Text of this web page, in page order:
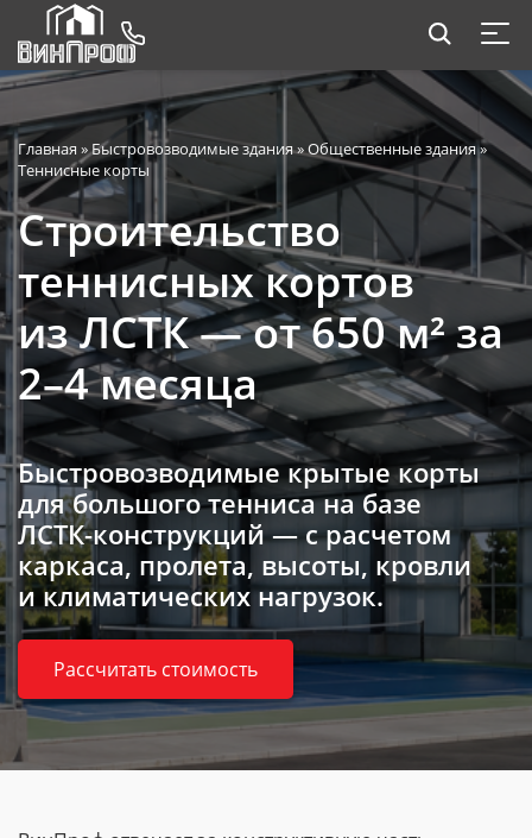
Главная »Быстровозводимые здания»Общественные здания»
Теннисные корты
Строительство
теннисных кортов
из ЛСТК — от 650 м² за
2–4 месяца
Быстровозводимые крытые корты
для большого тенниса на базе
ЛСТК-конструкций— с расчетом
каркаса, пролета, высоты, кровли
и климатических нагрузок.
Рассчитать стоимость